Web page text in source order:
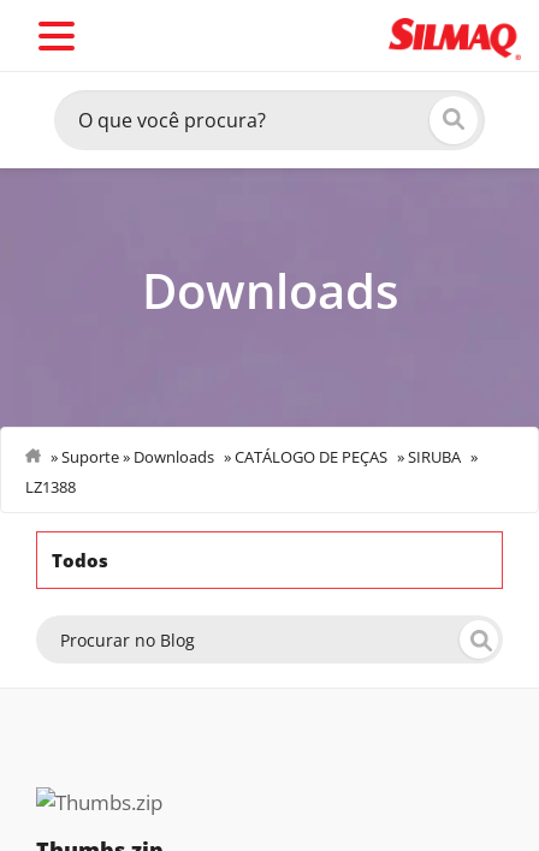
Downloads
»Suporte» Downloads »CATÁLOGO DE PEÇAS »SIRUBA »
LZ1388
Todos